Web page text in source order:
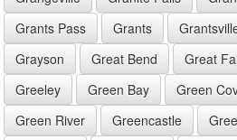
Grants Pass
Grants
Grayson
Great Bend Great
Greeley
Green Bay Green
Green River
Greencastle